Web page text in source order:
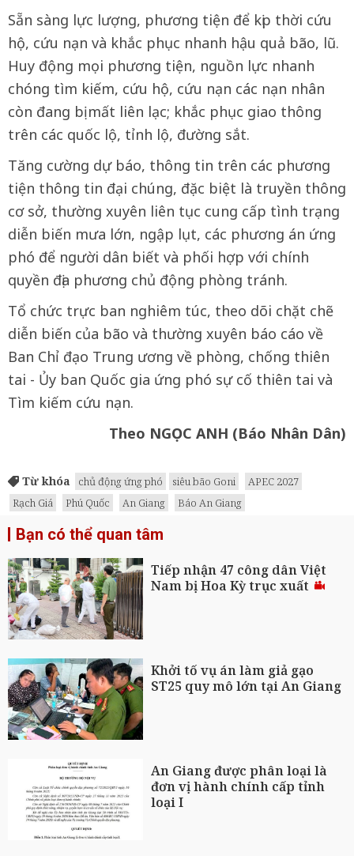
Sẵn sàng lực lượng, phương tiện để kịp thời cứu
hộ, cứu nạn và khắc phục nhanh hậu quả bão, lũ.
Huy động mọi phương tiện, nguồn lực nhanh
chóng tìm kiếm, cứu hộ, cứu nạn các nạn nhân
còn đang bị mất liên lạc; khắc phục giao thông
trên các quốc lộ, tỉnh lộ, đường sắt.
Tăng cường dự báo, thông tin trên các phương
tiện thông tin đại chúng, đặc biệt là truyền thông
cơ sở, thường xuyên liên tục cung cấp tình trạng
diễn biến mưa lớn, ngập lụt, các phương án ứng
phó để người dân biết và phối hợp với chính
quyền địa phương chủ động phòng tránh.
Tổ chức trực ban nghiêm túc, theo dõi chặt chẽ
diễn biến của bão và thường xuyên báo cáo về
Ban Chỉ đạo Trung ương về phòng, chống thiên
tai - Ủy ban Quốc gia ứng phó sự cố thiên tai và
Tìm kiếm cứu nạn.
Theo NGỌC ANH (Báo Nhân Dân)
Từ khóa chủ động ứng phó siêu bão Goni
APEC 2027
Rạch Giá
Phú Quốc An Giang Báo An Giang
Bạn có thể quan tâm
Tiếp nhận 47 công dân Việt
Nam bị Hoa Kỳ trục xuất
Khởi tố vụ án làm giả gạo
ST25 quy mô lớn tại An Giang
An Giang được phân loại là
đơn vị hành chính cấp tỉnh
loại I